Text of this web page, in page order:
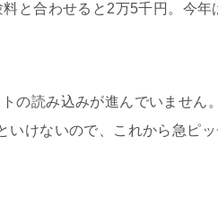
と合わせると2万5千円。今
の読み込みが進んでいません
けないので、これから急ピ